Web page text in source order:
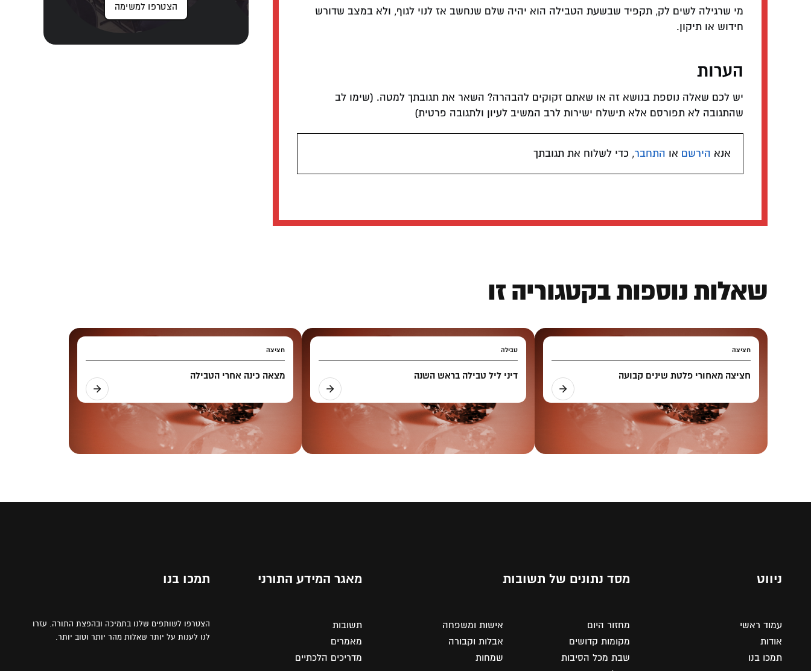
מי שרגילה לשים לק, תקפיד שבשעת הטבילה הוא יהיה שלם שנחשב אז לנוי לגוף, ולא במצב שדורש
חידוש או תיקון.
הערות
יש לכם שאלה נוספת בנושא זה או שאתם זקוקים להבהרה? השאר את תגובתך למטה. (שימו לב
שהתגובה לא תפורסם אלא תישלח ישירות לרב המשיב לעיון ולתגובה פרטית)
אנא הירשם או התחבר, כדי לשלוח את תגובתך
הצטרפו למשימה
שאלות נוספות בקטגוריה זו
חציצה
חציצה מאחורי פלטת שינים קבועה
טבילה
דיני ליל טבילה בראש השנה
חציצה
מצאה כינה אחרי הטבילה
ניווט
עמוד ראשי
אודות
תמכו בנו
מסד נתונים של תשובות
מחזור היום
מקומות קדושים
שבת מכל הסיבות
אישות ומשפחה
אבלות וקבורה
שמחות
מאגר המידע התורני
תשובות
מאמרים
מדריכים הלכתיים
תמכו בנו
הצטרפו לשותפים שלנו בתמיכה ובהפצת התורה. עזרו
לנו לענות על יותר שאלות מהר יותר וטוב יותר.